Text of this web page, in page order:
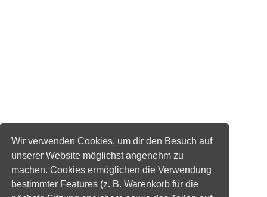
Wir verwenden Cookies, um dir den Besuch auf
unserer Website möglichst angenehm zu
machen. Cookies ermöglichen die Verwendung
bestimmter Features (z. B. Warenkorb für die